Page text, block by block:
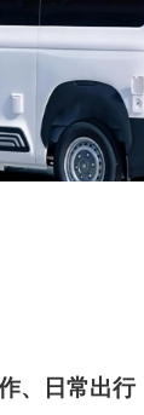
、日常出行